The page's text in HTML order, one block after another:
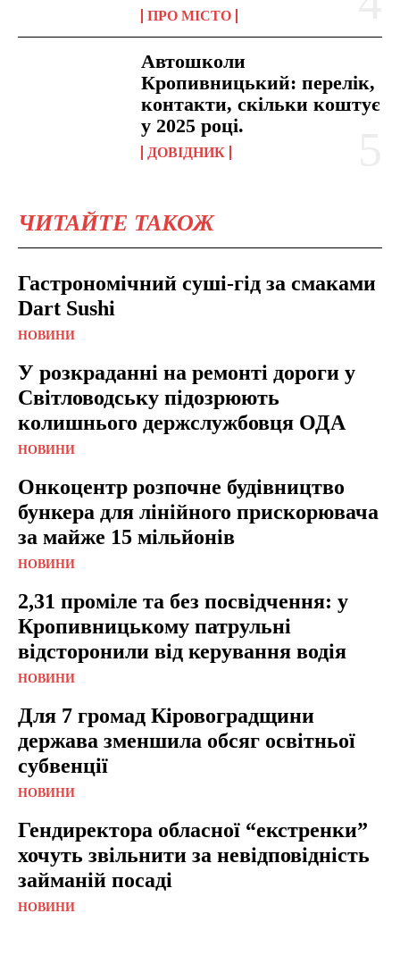
ПРО МІСТО
Автошколи
Кропивницький: перелік,
контакти, скільки коштує
у 2025 році.
ДОВІДНИК
ЧИТАЙТЕ ТАКОЖ
Гастрономічний суші-гід за смаками
Dart Sushi
НОВИНИ
У розкраданні на ремонті дороги у
Світловодську підозрюють
колишнього держслужбовця ОДА
НОВИНИ
Онкоцентр розпочне будівництво
бункера для лінійного прискорювача
за майже 15 мільйонів
НОВИНИ
2,31 проміле та без посвідчення: у
Кропивницькому патрульні
відсторонили від керування водія
НОВИНИ
Для 7 громад Кіровоградщини
держава зменшила обсяг освітньої
субвенції
НОВИНИ
Гендиректора обласної “екстренки”
хочуть звільнити за невідповідність
займаній посаді
НОВИНИ